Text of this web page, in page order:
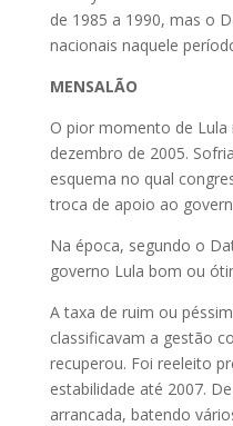
de 1985 a 1990, mas o
nacionais naquele
MENSALÃO
O pior momento de
dezembro de 2005.
esquema no qual
troca de apoio ao
Na época, segundo o
governo Lula bom ou
A taxa de ruim ou
classificavam a gestão
recuperou. Foi reeleito
estabilidade até 2007.
arrancada, batendo